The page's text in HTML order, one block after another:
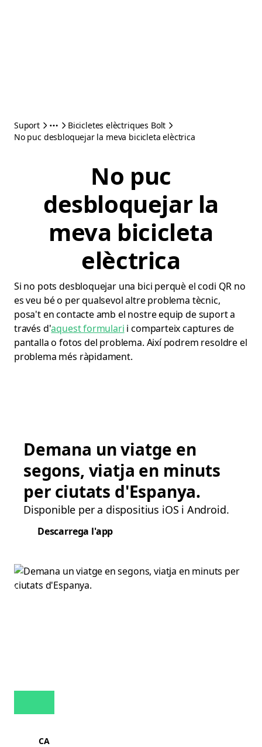
Suport
Bicicletes elèctriques Bolt
No puc desbloquejar la meva bicicleta elèctrica
No puc
desbloquejar la
meva bicicleta
elèctrica
Si no pots desbloquejar una bici perquè el codi QR no
es veu bé o per qualsevol altre problema tècnic,
posa't en contacte amb el nostre equip de suport a
través d'aquest formulari i comparteix captures de
pantalla o fotos del problema. Així podrem resoldre el
problema més ràpidament.
Demana un viatge en
segons, viatja en minuts
per ciutats d'Espanya.
Disponible per a dispositius iOS i Android.
Descarrega l'app
CA